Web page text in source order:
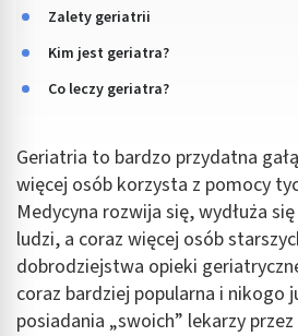
Zalety geriatrii
Kim jest geriatra?
Co leczy geriatra?
Geriatria to bardzo przydatna
więcej osób korzysta z pomocy
Medycyna rozwija się, wydłuża
ludzi, a coraz więcej osób
dobrodziejstwa opieki
coraz bardziej popularna i nikogo
posiadania „swoich” lekarzy